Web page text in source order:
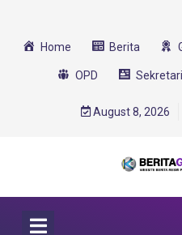
Home Berita
OPD
August 8, 2026